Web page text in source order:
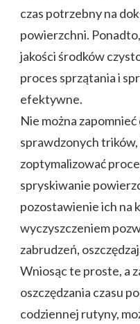
czas potrzebny na
powierzchni.
jakości środków
proces sprzątania i
efektywne.
Nie można
sprawdzonych
zoptymalizować
spryskiwanie
pozostawienie ich na
wyczyszczeniem
zabrudzeń,
Wniosąc te proste, a
oszczędzania czasu
codziennej rutyny,